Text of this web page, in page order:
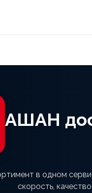
АШАН
в одном
скорость,